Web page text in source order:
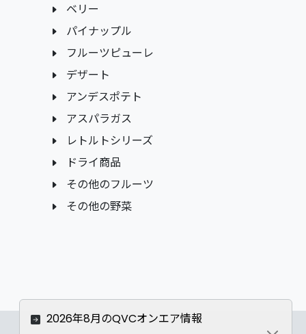
ベリー
パイナップル
フルーツピューレ
デザート
アンデスポテト
アスパラガス
レトルトシリーズ
ドライ商品
その他のフルーツ
その他の野菜
2026年8月のQVCオンエア情報